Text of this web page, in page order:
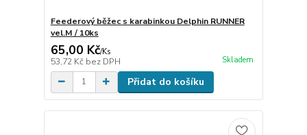
Feederový běžec s karabinkou Delphin RUNNER
vel.M / 10ks
65,00 Kč/Ks
53,72 Kč bez DPH Skladem
Přidat do košíku